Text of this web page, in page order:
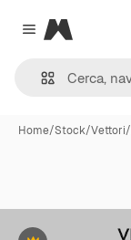
Close menu
Magnific
Home/Stock/Vettori/